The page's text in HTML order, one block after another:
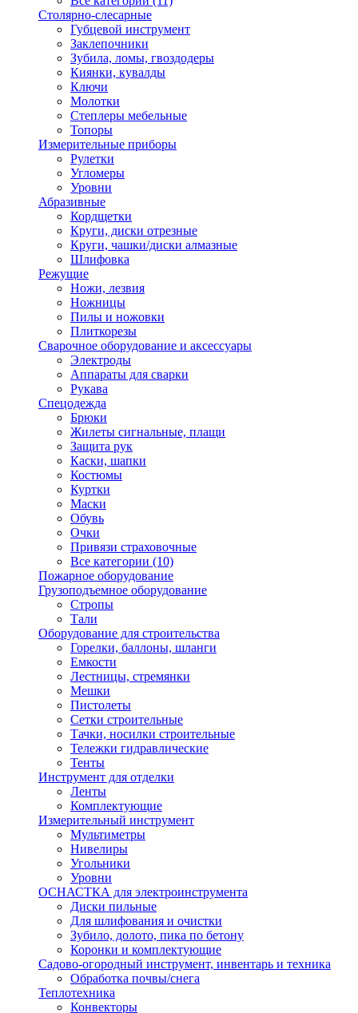
Столярно-слесарные
Губцевой инструмент
Заклепочники
Зубила, ломы, гвоздодеры
Киянки, кувалды
Ключи
Молотки
Степлеры мебельные
Топоры
Измерительные приборы
Рулетки
Угломеры
Уровни
Абразивные
Кордщетки
Круги, диски отрезные
Круги, чашки/диски алмазные
Шлифовка
Режущие
Ножи, лезвия
Ножницы
Пилы и ножовки
Плиткорезы
Сварочное оборудование и аксессуары
Электроды
Аппараты для сварки
Рукава
Спецодежда
Брюки
Жилеты сигнальные, плащи
Защита рук
Каски, шапки
Костюмы
Куртки
Маски
Обувь
Очки
Привязи страховочные
Все категории (10)
Пожарное оборудование
Грузоподъемное оборудование
Стропы
Тали
Оборудование для строительства
Горелки, баллоны, шланги
Емкости
Лестницы, стремянки
Мешки
Пистолеты
Сетки строительные
Тачки, носилки строительные
Тележки гидравлические
Тенты
Инструмент для отделки
Ленты
Комплектующие
Измерительный инструмент
Мультиметры
Нивелиры
Угольники
Уровни
ОСНАСТКА для электроинструмента
Диски пильные
Для шлифования и очистки
Зубило, долото, пика по бетону
Коронки и комплектующие
Садово-огородный инструмент, инвентарь и техника
Обработка почвы/снега
Теплотехника
Конвекторы